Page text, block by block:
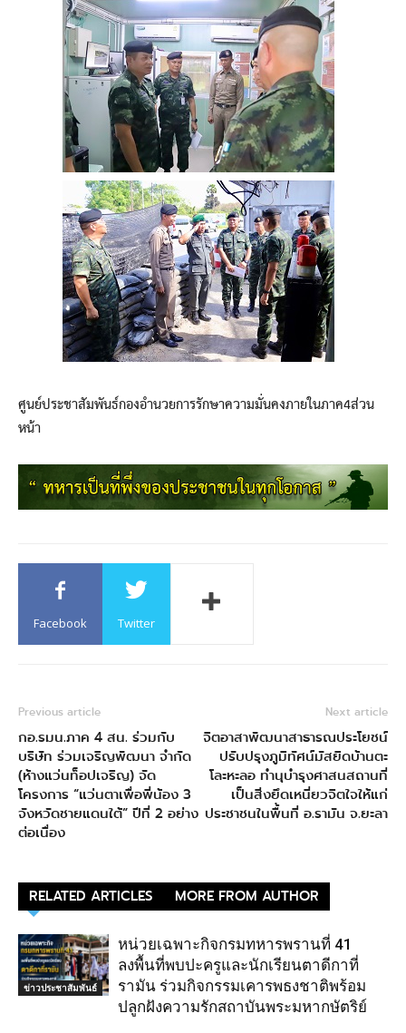
ศูนย์ประชาสัมพันธ์กองอำนวยการรักษาความมั่นคงภายในภาค4ส่วน
หน้า
Facebook Twitter
Previous article
กอ.รมน.ภาค 4 สน. ร่วมกับ
บริษัท ร่วมเจริญพัฒนา จำกัด
(ห้างแว่นท็อปเจริญ) จัด
โครงการ “แว่นตาเพื่อพี่น้อง 3
จังหวัดชายแดนใต้” ปีที่ 2 อย่าง
ต่อเนื่อง
Next article
จิตอาสาพัฒนาสาธารณประโยชน์
ปรับปรุงภูมิทัศน์มัสยิดบ้านตะ
โละหะลอ ทำนุบำรุงศาสนสถานที่
เป็นสิ่งยึดเหนี่ยวจิตใจให้แก่
ประชาชนในพื้นที่ อ.รามัน จ.ยะลา
RELATED ARTICLES MORE FROM AUTHOR
ข่าวประชาสัมพันธ์
หน่วยเฉพาะกิจกรมทหารพรานที่ 41
ลงพื้นที่พบปะครูและนักเรียนตาดีกาที่
รามัน ร่วมกิจกรรมเคารพธงชาติพร้อม
ปลูกฝังความรักสถาบันพระมหากษัตริย์